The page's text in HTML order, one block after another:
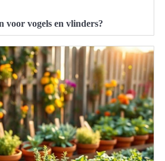
voor vogels en vlinders?